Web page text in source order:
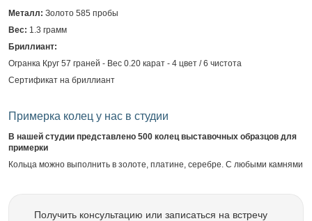
Металл: Золото 585 пробы
Вес: 1.3 грамм
Бриллиант:
Огранка Круг 57 граней - Вес 0.20 карат - 4 цвет / 6 чистота
Сертификат на бриллиант
Примерка колец у нас в студии
В нашей студии представлено 500 колец выставочных образцов для
примерки
Кольца можно выполнить в золоте, платине, серебре. С любыми камнями
Получить консультацию или записаться на встречу